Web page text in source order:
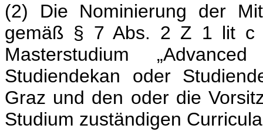
(2) Die Nominierung der
gemäß § 7 Abs. 2 Z 1 lit c
Masterstudium
Studiendekan oder
Graz und den oder die
Studium zuständigen